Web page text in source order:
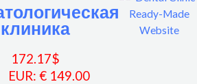
клиника
172.17$
EUR:€ 149.00